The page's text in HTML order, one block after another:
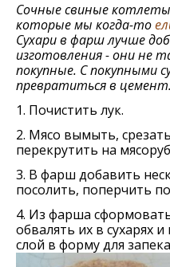
Сочные свиные
которые мы когда-то
Сухари в фарш лучше
изготовления - они не
покупные. С покупными
превратиться в цемент.
1. Почистить лук.
2. Мясо вымыть,
перекрутить на
3. В фарш добавить
посолить, поперчить
4. Из фарша
обвалять их в сухарях
слой в форму для